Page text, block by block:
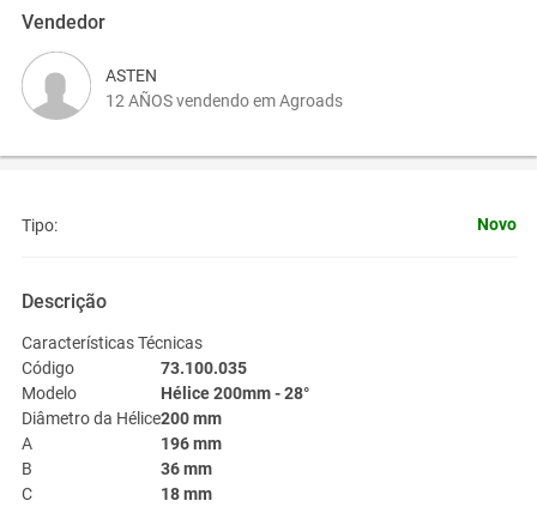
Vendedor
ASTEN
12 AÑOS vendendo em Agroads
Tipo: Novo
Descrição
Características Técnicas
Código
73.100.035
Modelo
Hélice 200mm - 28°
Diâmetro da Hélice200 mm
A
196 mm
B
36 mm
C
18 mm